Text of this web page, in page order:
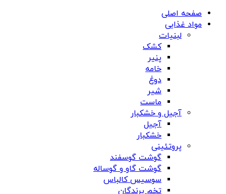
صفحه اصلی
مواد غذایی
لبنیات
کشک
پنیر
خامه
دوغ
شیر
ماست
آجیل و خشکبار
آجیل
خشکبار
پروتئینی
گوشت گوسفند
گوشت گاو و گوساله
سوسیس کالباس
تخم پرندگان